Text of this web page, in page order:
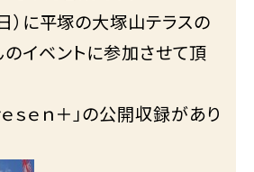
）に平塚の大塚山テラスの
イベントに参加させて頂
ｓｅｎ＋」の公開収録があり